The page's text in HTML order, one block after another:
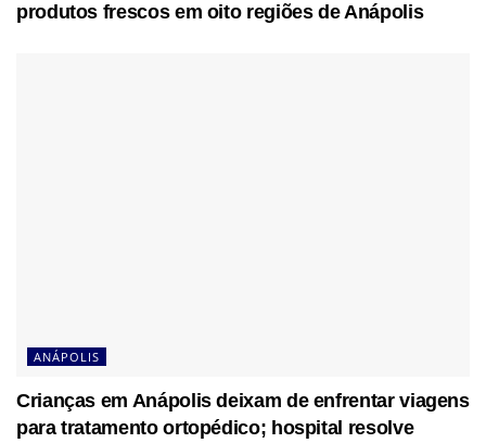
produtos frescos em oito regiões de Anápolis
ANÁPOLIS
Crianças em Anápolis deixam de enfrentar viagens
para tratamento ortopédico; hospital resolve